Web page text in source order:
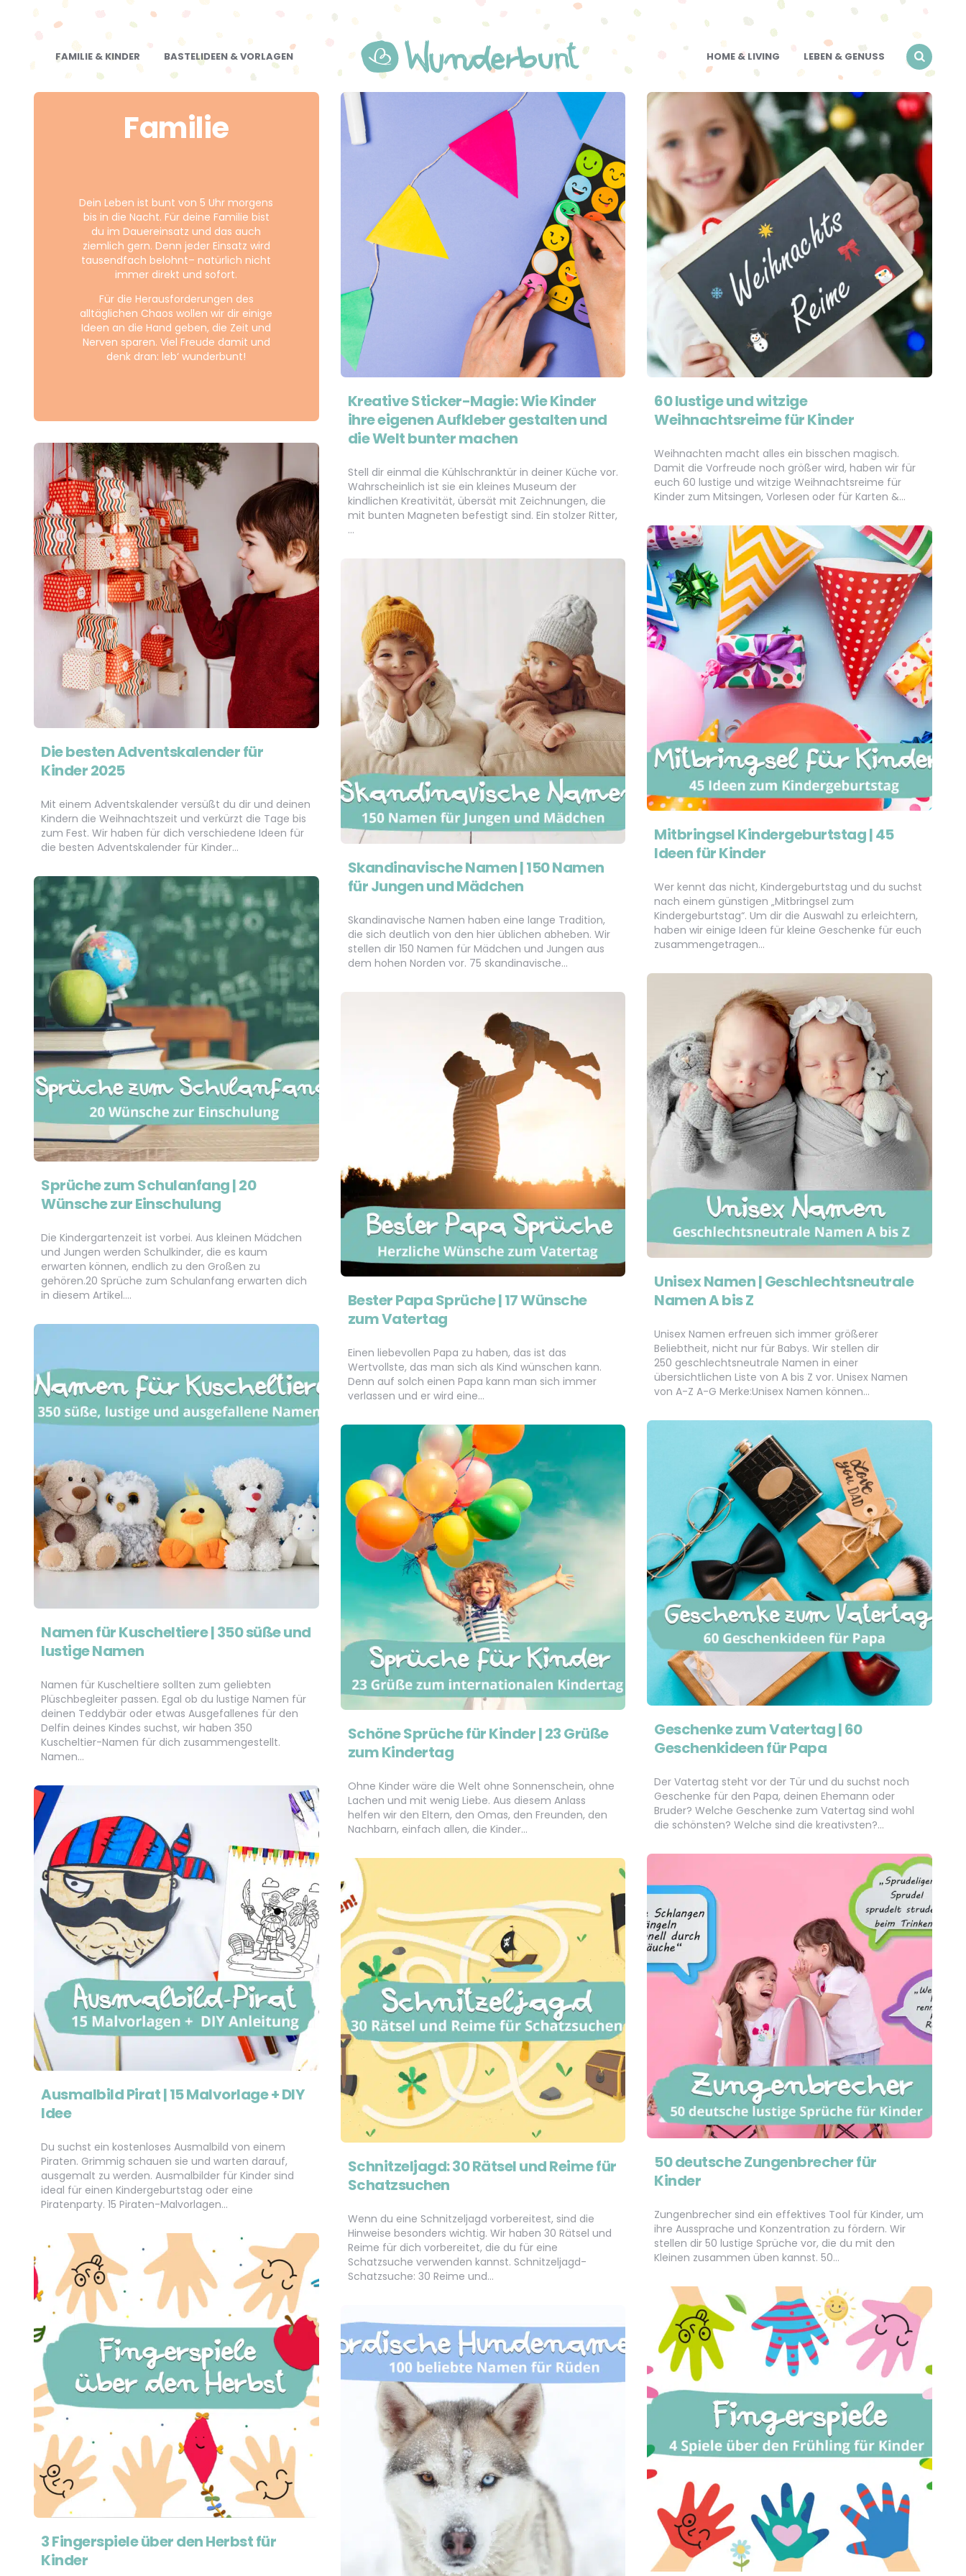
FAMILIE & KINDER BASTELIDEEN & VORLAGEN WUNDERBUNT.DE HOME & LIVING LEBEN & GENUSS
Familie
Dein Leben ist bunt von 5 Uhr morgens
bis in die Nacht. Für deine Familie bist
du im Dauereinsatz und das auch
ziemlich gern. Denn jeder Einsatz wird
tausendfach belohnt– natürlich nicht
immer direkt und sofort.
Für die Herausforderungen des
alltäglichen Chaos wollen wir dir einige
Ideen an die Hand geben, die Zeit und
Nerven sparen. Viel Freude damit und
denk dran: leb‘ wunderbunt!
Kreative Sticker-Magie: Wie Kinder
ihre eigenen Aufkleber gestalten und
die Welt bunter machen
Stell dir einmal die Kühlschranktür in deiner Küche vor.
Wahrscheinlich ist sie ein kleines Museum der
kindlichen Kreativität, übersät mit Zeichnungen, die
mit bunten Magneten befestigt sind. Ein stolzer Ritter,
…
60 lustige und witzige
Weihnachtsreime für Kinder
Weihnachten macht alles ein bisschen magisch.
Damit die Vorfreude noch größer wird, haben wir für
euch 60 lustige und witzige Weihnachtsreime für
Kinder zum Mitsingen, Vorlesen oder für Karten &…
Die besten Adventskalender für
Kinder 2025
Mit einem Adventskalender versüßt du dir und deinen
Kindern die Weihnachtszeit und verkürzt die Tage bis
zum Fest. Wir haben für dich verschiedene Ideen für
die besten Adventskalender für Kinder…
Mitbringsel Kindergeburtstag | 45
Ideen für Kinder
Wer kennt das nicht, Kindergeburtstag und du suchst
nach einem günstigen „Mitbringsel zum
Kindergeburtstag“. Um dir die Auswahl zu erleichtern,
haben wir einige Ideen für kleine Geschenke für euch
zusammengetragen…
Skandinavische Namen | 150 Namen
für Jungen und Mädchen
Skandinavische Namen haben eine lange Tradition,
die sich deutlich von den hier üblichen abheben. Wir
stellen dir 150 Namen für Mädchen und Jungen aus
dem hohen Norden vor. 75 skandinavische…
Sprüche zum Schulanfang | 20
Wünsche zur Einschulung
Die Kindergartenzeit ist vorbei. Aus kleinen Mädchen
und Jungen werden Schulkinder, die es kaum
erwarten können, endlich zu den Großen zu
gehören.20 Sprüche zum Schulanfang erwarten dich
in diesem Artikel….
Unisex Namen | Geschlechtsneutrale
Namen A bis Z
Unisex Namen erfreuen sich immer größerer
Beliebtheit, nicht nur für Babys. Wir stellen dir
250 geschlechtsneutrale Namen in einer
übersichtlichen Liste von A bis Z vor. Unisex Namen
von A-Z A-G Merke:Unisex Namen können…
Bester Papa Sprüche | 17 Wünsche
zum Vatertag
Einen liebevollen Papa zu haben, das ist das
Wertvollste, das man sich als Kind wünschen kann.
Denn auf solch einen Papa kann man sich immer
verlassen und er wird eine…
Namen für Kuscheltiere | 350 süße und
lustige Namen
Namen für Kuscheltiere sollten zum geliebten
Plüschbegleiter passen. Egal ob du lustige Namen für
deinen Teddybär oder etwas Ausgefallenes für den
Delfin deines Kindes suchst, wir haben 350
Kuscheltier-Namen für dich zusammengestellt.
Namen…
Geschenke zum Vatertag | 60
Geschenkideen für Papa
Der Vatertag steht vor der Tür und du suchst noch
Geschenke für den Papa, deinen Ehemann oder
Bruder? Welche Geschenke zum Vatertag sind wohl
die schönsten? Welche sind die kreativsten?…
Schöne Sprüche für Kinder | 23 Grüße
zum Kindertag
Ohne Kinder wäre die Welt ohne Sonnenschein, ohne
Lachen und mit wenig Liebe. Aus diesem Anlass
helfen wir den Eltern, den Omas, den Freunden, den
Nachbarn, einfach allen, die Kinder…
Ausmalbild Pirat | 15 Malvorlage + DIY
Idee
Du suchst ein kostenloses Ausmalbild von einem
Piraten. Grimmig schauen sie und warten darauf,
ausgemalt zu werden. Ausmalbilder für Kinder sind
ideal für einen Kindergeburtstag oder eine
Piratenparty. 15 Piraten-Malvorlagen…
50 deutsche Zungenbrecher für
Kinder
Zungenbrecher sind ein effektives Tool für Kinder, um
ihre Aussprache und Konzentration zu fördern. Wir
stellen dir 50 lustige Sprüche vor, die du mit den
Kleinen zusammen üben kannst. 50…
Schnitzeljagd: 30 Rätsel und Reime für
Schatzsuchen
Wenn du eine Schnitzeljagd vorbereitest, sind die
Hinweise besonders wichtig. Wir haben 30 Rätsel und
Reime für dich vorbereitet, die du für eine
Schatzsuche verwenden kannst. Schnitzeljagd-
Schatzsuche: 30 Reime und…
3 Fingerspiele über den Herbst für
Kinder